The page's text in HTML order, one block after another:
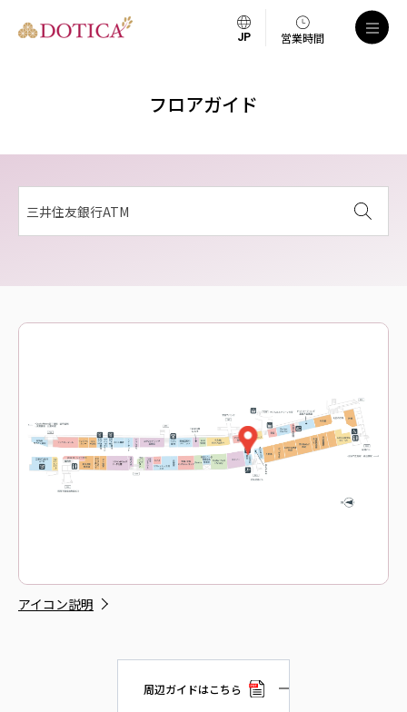
営業時間
フロアガイド
三井住友銀行ATM
アイコン説明
周辺ガイドはこちら